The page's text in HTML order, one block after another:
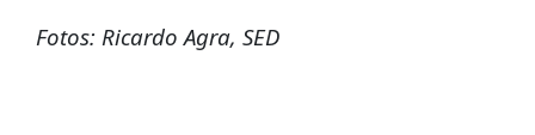
Fotos: Ricardo Agra, SED